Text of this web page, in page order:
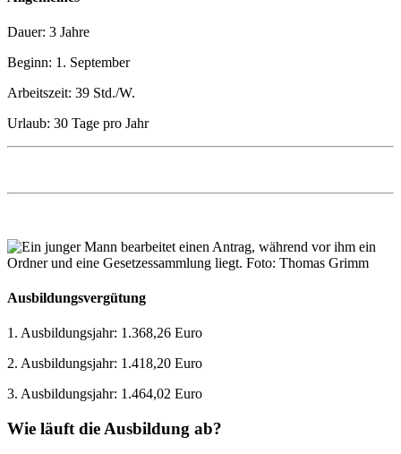
Dauer: 3 Jahre
Beginn: 1. September
Arbeitszeit: 39 Std./W.
Urlaub: 30 Tage pro Jahr
Ausbildungsvergütung
1. Ausbildungsjahr: 1.368,26 Euro
2. Ausbildungsjahr: 1.418,20 Euro
3. Ausbildungsjahr: 1.464,02 Euro
Wie läuft die Ausbildung ab?